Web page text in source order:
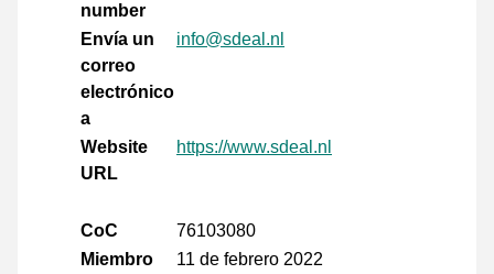
number
Envía un
correo
electrónico
a
info@sdeal.nl
Website
URL
https://www.sdeal.nl
CoC
76103080
Miembro
11 de febrero 2022